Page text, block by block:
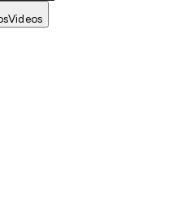
Videos